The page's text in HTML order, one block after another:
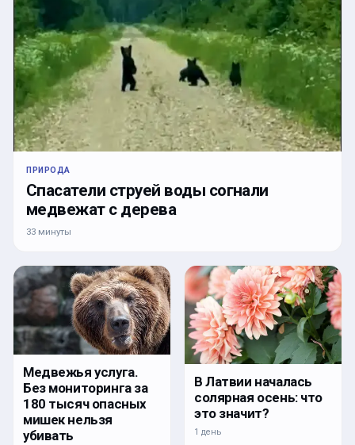
ПРИРОДА
Спасатели струей воды согнали
медвежат с дерева
33 минуты
Медвежья услуга.
Без мониторинга за
180 тысяч опасных
мишек нельзя
убивать
В Латвии началась
солярная осень: что
это значит?
1 день